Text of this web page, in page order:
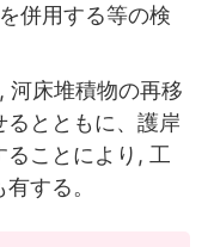
併用する等の検
河床堆積物の再移
とともに、護岸
ことにより, 工
する。